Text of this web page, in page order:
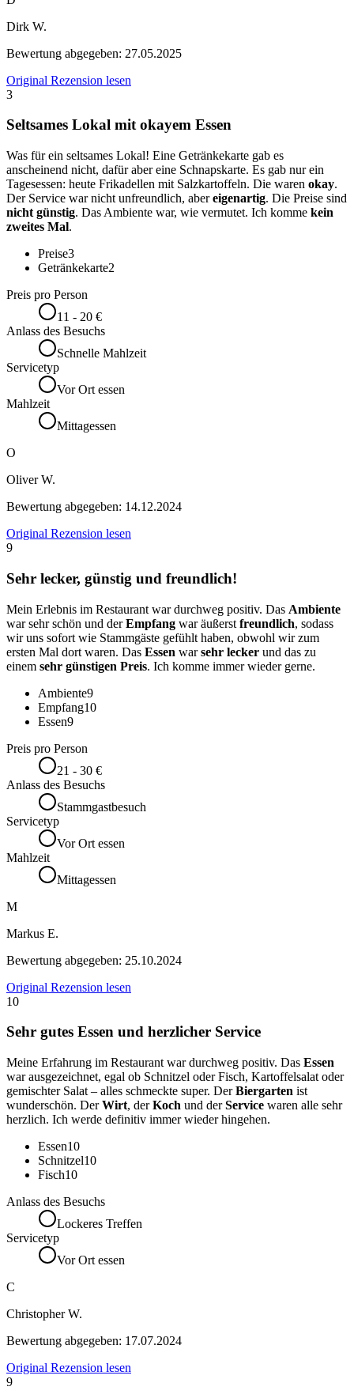
Dirk W.
Bewertung abgegeben: 27.05.2025
Original Rezension lesen
3
Seltsames Lokal mit okayem Essen
Was für ein seltsames Lokal! Eine Getränkekarte gab es
anscheinend nicht, dafür aber eine Schnapskarte. Es gab nur ein
Tagesessen: heute Frikadellen mit Salzkartoffeln. Die waren okay.
Der Service war nicht unfreundlich, abereigenartig. Die Preise sind
nicht günstig. Das Ambiente war, wie vermutet. Ich komme kein
zweites Mal.
Preise3
Getränkekarte2
Preis pro Person
11 - 20 €
Anlass des Besuchs
Schnelle Mahlzeit
Servicetyp
Vor Ort essen
Mahlzeit
Mittagessen
O
Oliver W.
Bewertung abgegeben: 14.12.2024
Original Rezension lesen
9
Sehr lecker, günstig und freundlich!
Mein Erlebnis im Restaurant war durchweg positiv. Das Ambiente
war sehr schön und derEmpfang war äußerst freundlich, sodass
wir uns sofort wie Stammgäste gefühlt haben, obwohl wir zum
ersten Mal dort waren. Das Essen warsehr lecker und das zu
einem sehr günstigen Preis. Ich komme immer wieder gerne.
Ambiente9
Empfang10
Essen9
Preis pro Person
21 - 30 €
Anlass des Besuchs
Stammgastbesuch
Servicetyp
Vor Ort essen
Mahlzeit
Mittagessen
M
Markus E.
Bewertung abgegeben: 25.10.2024
Original Rezension lesen
10
Sehr gutes Essen und herzlicher Service
Meine Erfahrung im Restaurant war durchweg positiv. Das Essen
war ausgezeichnet, egal ob Schnitzel oder Fisch, Kartoffelsalat oder
gemischter Salat – alles schmeckte super. DerBiergarten ist
wunderschön. DerWirt, derKoch und derService waren alle sehr
herzlich. Ich werde definitiv immer wieder hingehen.
Essen10
Schnitzel10
Fisch10
Anlass des Besuchs
Lockeres Treffen
Servicetyp
Vor Ort essen
C
Christopher W.
Bewertung abgegeben: 17.07.2024
Original Rezension lesen
9